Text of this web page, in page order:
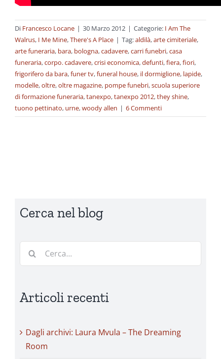
Di Francesco Locane | 30 Marzo 2012 | Categorie: I Am The
Walrus, I Me Mine,There's A Place | Tag:aldilà,arte cimiteriale,
arte funeraria, bara, bologna,cadavere,carri funebri,casa
funeraria,corpo. cadavere,crisi economica,defunti,fiera,fiori,
frigorifero da bara,funer tv,funeral house, il dormiglione, lapide,
modelle,oltre,oltre magazine, pompe funebri,scuola superiore
di formazione funeraria,tanexpo,tanexpo 2012,they shine,
tuono pettinato, urne,woody allen | 6 Commenti
Cerca nel blog
Cerca
Articoli recenti
Dagli archivi: Laura Mvula – The Dreaming
Room